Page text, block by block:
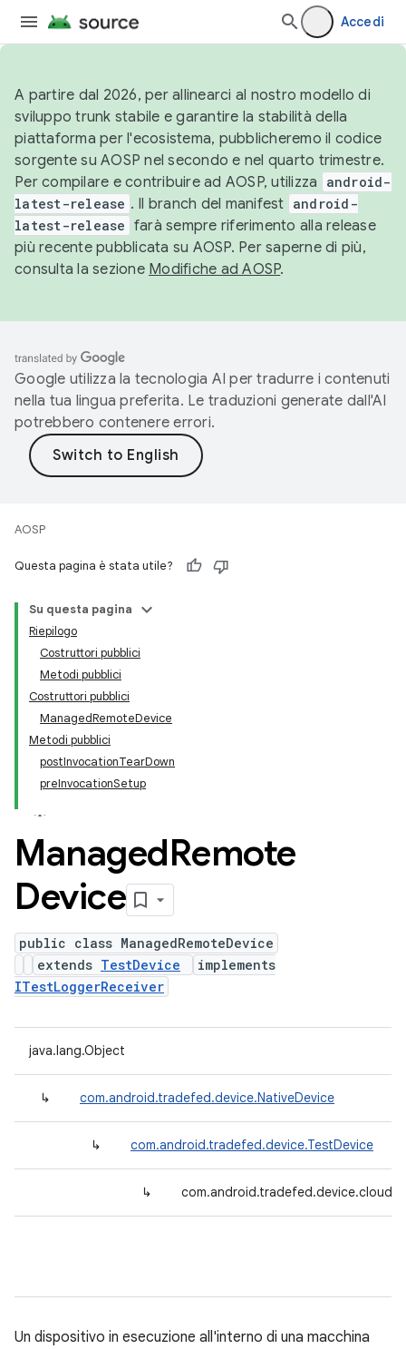
Accedi
A partire dal 2026, per allinearci al nostro modello di
sviluppo trunk stabile e garantire la stabilità della
piattaforma per l'ecosistema, pubblicheremo il codice
sorgente su AOSP nel secondo e nel quarto trimestre.
Per compilare e contribuire ad AOSP, utilizza
android-
latest-release . Il branch del manifest android-
latest-release farà sempre riferimento alla release
più recente pubblicata su AOSP. Per saperne di più,
consulta la sezione Modifiche ad AOSP.
Google utilizza la tecnologia AI per tradurre i contenuti
nella tua lingua preferita. Le traduzioni generate dall'AI
potrebbero contenere errori.
AOSP
Questa pagina è stata utile?
Su questa pagina
Riepilogo
Costruttori pubblici
Metodi pubblici
Costruttori pubblici
ManagedRemoteDevice
Metodi pubblici
postInvocationTearDown
preInvocationSetup
ManagedRemote
Device
public class ManagedRemoteDevice
extends TestDevice
implements
ITestLoggerReceiver
java.lang.Object
↳ com.android.tradefed.device.NativeDevice
↳ com.android.tradefed.device.TestDevice
↳
Un dispositivo in esecuzione all'interno di una macchina